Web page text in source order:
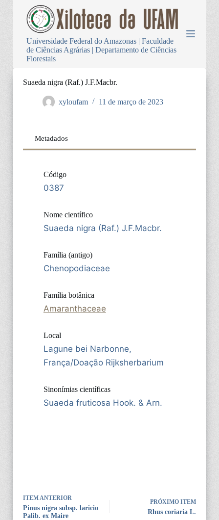
Universidade Federal do Amazonas | Faculdade
de Ciências Agrárias | Departamento de Ciências
Florestais
Suaeda nigra (Raf.) J.F.Macbr.
xyloufam 11 de março de 2023
Metadados
Código
0387
Nome científico
Suaeda nigra (Raf.) J.F.Macbr.
Família (antigo)
Chenopodiaceae
Família botânica
Amaranthaceae
Local
Lagune bei Narbonne,
França/Doação Rijksherbarium
Sinonímias científicas
Suaeda fruticosa Hook. & Arn.
ITEM ANTERIOR
Pinus nigra subsp. laricio
Palib. ex Maire
PRÓXIMO ITEM
Rhus coriaria L.